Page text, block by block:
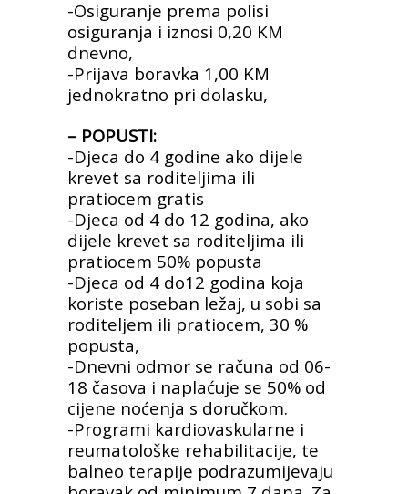
-Osiguranje prema polisi
osiguranja i iznosi 0,20 KM
dnevno,
-Prijava boravka 1,00 KM
jednokratno pri dolasku,
– POPUSTI:
-Djeca do 4 godine ako dijele
krevet sa roditeljima ili
pratiocem gratis
-Djeca od 4 do 12 godina, ako
dijele krevet sa roditeljima ili
pratiocem 50% popusta
-Djeca od 4 do12 godina koja
koriste poseban ležaj, u sobi sa
roditeljem ili pratiocem, 30 %
popusta,
-Dnevni odmor se računa od 06-
18 časova i naplaćuje se 50% od
cijene noćenja s doručkom.
-Programi kardiovaskularne i
reumatološke rehabilitacije, te
balneo terapije podrazumijevaju